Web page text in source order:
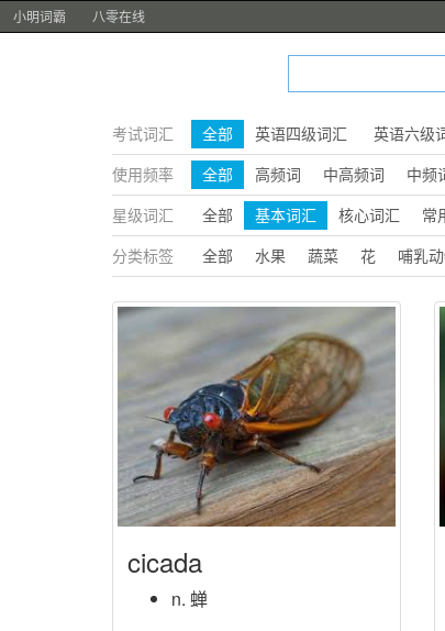
小明词霸 八零在线
考试词汇 全部 英语四级词汇 英语六级
使用频率 全部 高频词 中高频词 中频
星级词汇 全部 基本词汇 核心词汇 常
分类标签 全部 水果 蔬菜 花 哺乳
cicada
n. 蝉